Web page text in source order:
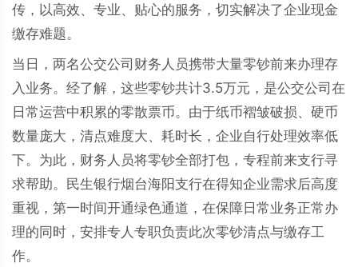
传，以高效、专业、贴心的服务，切实解决了企业现金
缴存难题。
当日，两名公交公司财务人员携带大量零钞前来办理存
入业务。经了解，这些零钞共计3.5万元，是公交公司在
日常运营中积累的零散票币。由于纸币褶皱破损、硬币
数量庞大，清点难度大、耗时长，企业自行处理效率低
下。为此，财务人员将零钞全部打包，专程前来支行寻
求帮助。民生银行烟台海阳支行在得知企业需求后高度
重视，第一时间开通绿色通道，在保障日常业务正常办
理的同时，安排专人专职负责此次零钞清点与缴存工
作。